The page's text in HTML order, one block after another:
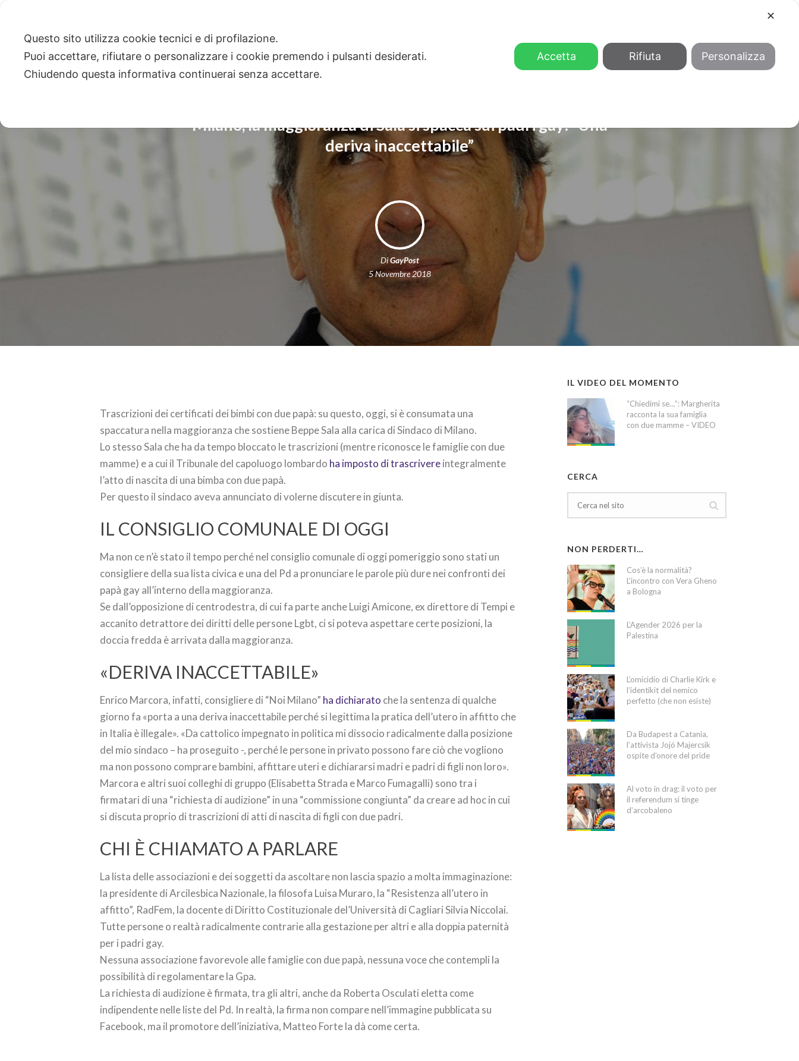
Milano, la maggioranza di Sala si spacca sui padri gay: “Una
deriva inaccettabile”
DiGayPost
5 Novembre 2018
Trascrizioni dei certificati dei bimbi con due papà: su questo, oggi, si è consumata una
spaccatura nella maggioranza che sostiene Beppe Sala alla carica di Sindaco di Milano.
Lo stesso Sala che ha da tempo bloccato le trascrizioni (mentre riconosce le famiglie con due
mamme) e a cui il Tribunale del capoluogo lombardo ha imposto di trascrivereintegralmente
l’atto di nascita di una bimba con due papà.
Per questo il sindaco aveva annunciato di volerne discutere in giunta.
IL CONSIGLIO COMUNALE DI OGGI
Ma non ce n’è stato il tempo perché nel consiglio comunale di oggi pomeriggio sono stati un
consigliere della sua lista civica e una del Pd a pronunciare le parole più dure nei confronti dei
papà gay all’interno della maggioranza.
Se dall’opposizione di centrodestra, di cui fa parte anche Luigi Amicone, ex direttore di Tempi e
accanito detrattore dei diritti delle persone Lgbt, ci si poteva aspettare certe posizioni, la
doccia fredda è arrivata dalla maggioranza.
«DERIVA INACCETTABILE»
Enrico Marcora, infatti, consigliere di “Noi Milano” ha dichiarato che la sentenza di qualche
giorno fa «porta a una deriva inaccettabile perché si legittima la pratica dell’utero in affitto che
in Italia è illegale». «Da cattolico impegnato in politica mi dissocio radicalmente dalla posizione
del mio sindaco – ha proseguito -, perché le persone in privato possono fare ciò che vogliono
ma non possono comprare bambini, affittare uteri e dichiararsi madri e padri di figli non loro».
Marcora e altri suoi colleghi di gruppo (Elisabetta Strada e Marco Fumagalli) sono tra i
firmatari di una “richiesta di audizione” in una “commissione congiunta” da creare ad hoc in cui
si discuta proprio di trascrizioni di atti di nascita di figli con due padri.
CHI È CHIAMATO A PARLARE
La lista delle associazioni e dei soggetti da ascoltare non lascia spazio a molta immaginazione:
la presidente di Arcilesbica Nazionale, la filosofa Luisa Muraro, la “Resistenza all’utero in
affitto”, RadFem, la docente di Diritto Costituzionale del’Università di Cagliari Silvia Niccolai.
Tutte persone o realtà radicalmente contrarie alla gestazione per altri e alla doppia paternità
per i padri gay.
Nessuna associazione favorevole alle famiglie con due papà, nessuna voce che contempli la
possibilità di regolamentare la Gpa.
La richiesta di audizione è firmata, tra gli altri, anche da Roberta Osculati eletta come
indipendente nelle liste del Pd. In realtà, la firma non compare nell’immagine pubblicata su
Facebook, ma il promotore dell’iniziativa, Matteo Forte la dà come certa.
IL VIDEO DEL MOMENTO
“Chiedimi se…”: Margherita
racconta la sua famiglia
con due mamme – VIDEO
CERCA
NON PERDERTI…
Cos’è la normalità?
L’incontro con Vera Gheno
a Bologna
L’Agender 2026 per la
Palestina
L’omicidio di Charlie Kirk e
l’identikit del nemico
perfetto (che non esiste)
Da Budapest a Catania,
l’attivista Jojó Majercsik
ospite d’onore del pride
Al voto in drag: il voto per
il referendum si tinge
d’arcobaleno
✕
Questo sito utilizza cookie tecnici e di profilazione.
Puoi accettare, rifiutare o personalizzare i cookie premendo i pulsanti desiderati.
Chiudendo questa informativa continuerai senza accettare.
Accetta Rifiuta Personalizza